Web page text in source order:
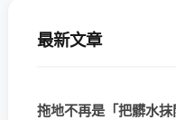
最新文章
拖地不再是「把髒水